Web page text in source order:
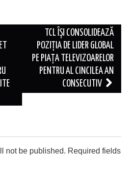
TCL ÎȘI CONSOLIDEAZĂ
POZIȚIA DE LIDER GLOBAL
PE PIAȚA TELEVIZOARELOR
PENTRU AL CINCILEA AN
CONSECUTIV
not be published. Required fields